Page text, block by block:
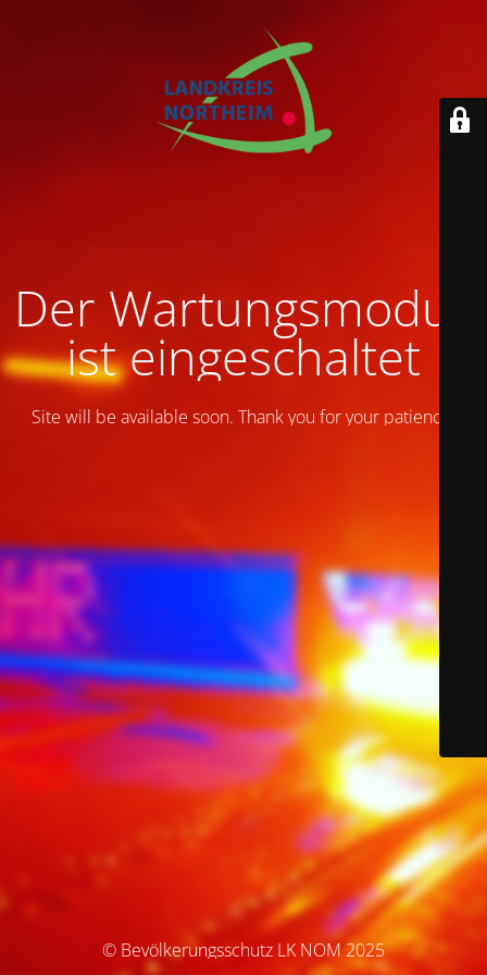
Der Wartungsmodus
ist eingeschaltet
Site will be available soon. Thank you for your patience!
© Bevölkerungsschutz LK NOM 2025